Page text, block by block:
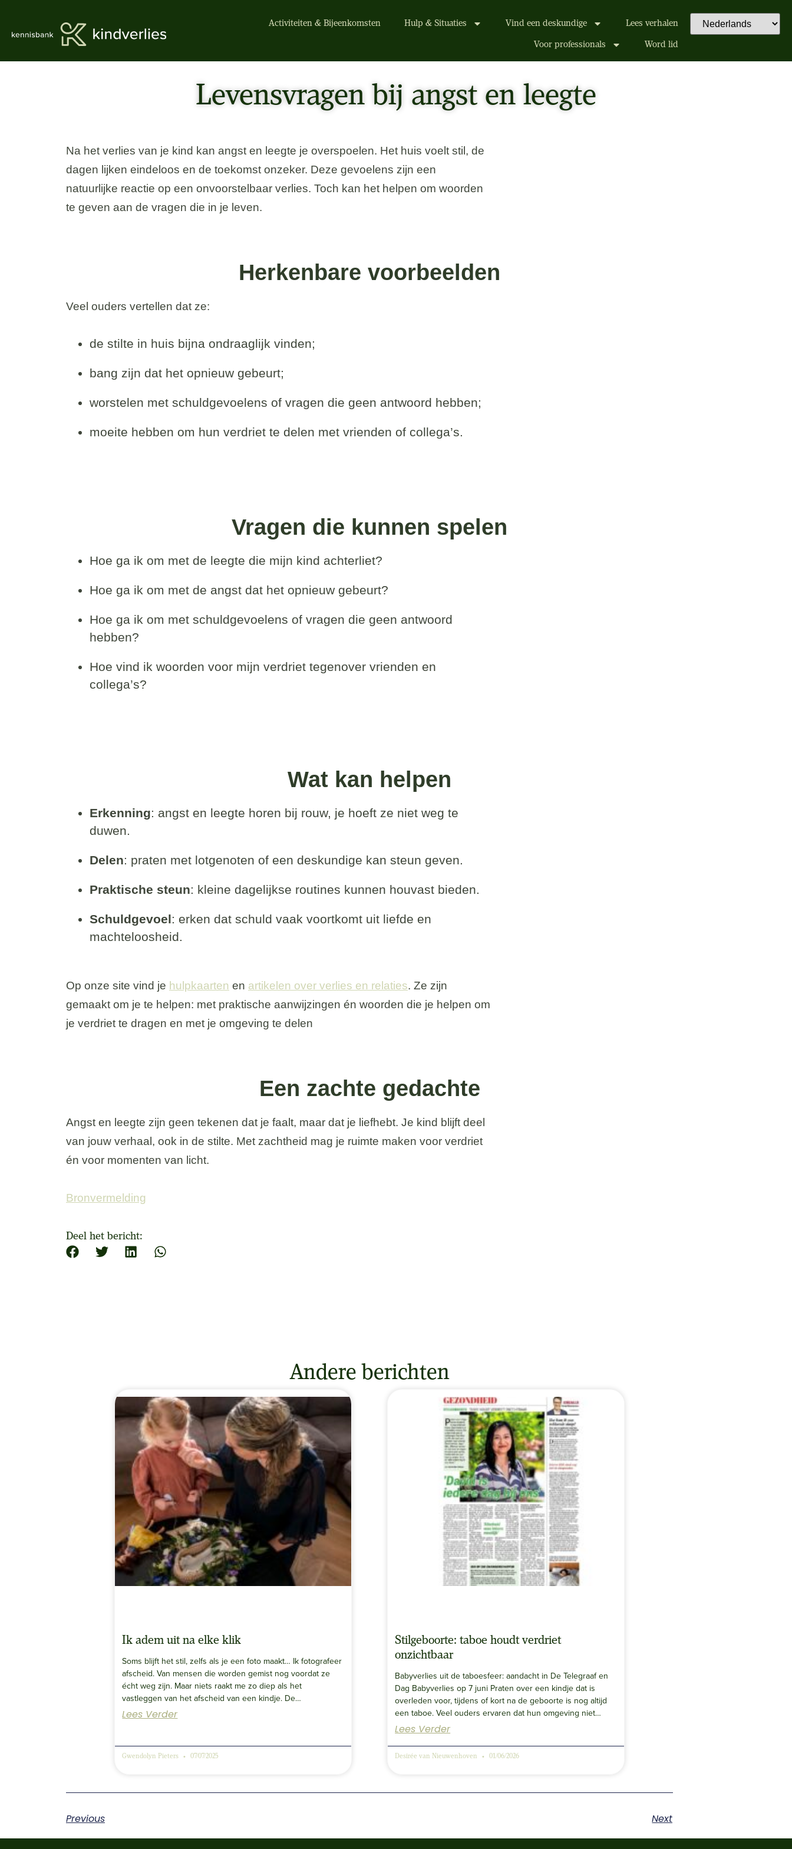
Activiteiten & Bijeenkomsten Hulp & Situaties Vind een deskundige Lees verhalen
Voor professionals Word lid
Levensvragen bij angst en leegte
Na het verlies van je kind kan angst en leegte je overspoelen. Het huis voelt stil, de
dagen lijken eindeloos en de toekomst onzeker. Deze gevoelens zijn een
natuurlijke reactie op een onvoorstelbaar verlies. Toch kan het helpen om woorden
te geven aan de vragen die in je leven.
Herkenbare voorbeelden
Veel ouders vertellen dat ze:
de stilte in huis bijna ondraaglijk vinden;
bang zijn dat het opnieuw gebeurt;
worstelen met schuldgevoelens of vragen die geen antwoord hebben;
moeite hebben om hun verdriet te delen met vrienden of collega’s.
Vragen die kunnen spelen
Hoe ga ik om met de leegte die mijn kind achterliet?
Hoe ga ik om met de angst dat het opnieuw gebeurt?
Hoe ga ik om met schuldgevoelens of vragen die geen antwoord
hebben?
Hoe vind ik woorden voor mijn verdriet tegenover vrienden en
collega’s?
Wat kan helpen
Erkenning: angst en leegte horen bij rouw, je hoeft ze niet weg te
duwen.
Delen: praten met lotgenoten of een deskundige kan steun geven.
Praktische steun: kleine dagelijkse routines kunnen houvast bieden.
Schuldgevoel: erken dat schuld vaak voortkomt uit liefde en
machteloosheid.
Op onze site vind je hulpkaarten en artikelen over verlies en relaties. Ze zijn
gemaakt om je te helpen: met praktische aanwijzingen én woorden die je helpen om
je verdriet te dragen en met je omgeving te delen
Een zachte gedachte
Angst en leegte zijn geen tekenen dat je faalt, maar dat je liefhebt. Je kind blijft deel
van jouw verhaal, ook in de stilte. Met zachtheid mag je ruimte maken voor verdriet
én voor momenten van licht.
Bronvermelding
Deel het bericht:
Andere berichten
Ik adem uit na elke klik
Soms blijft het stil, zelfs als je een foto maakt… Ik fotografeer
afscheid. Van mensen die worden gemist nog voordat ze
écht weg zijn. Maar niets raakt me zo diep als het
vastleggen van het afscheid van een kindje. De…
Lees Verder
Gwendolyn Pieters 07/07/2025
Stilgeboorte: taboe houdt verdriet
onzichtbaar
Babyverlies uit de taboesfeer: aandacht in De Telegraaf en
Dag Babyverlies op 7 juni Praten over een kindje dat is
overleden voor, tijdens of kort na de geboorte is nog altijd
een taboe. Veel ouders ervaren dat hun omgeving niet…
Lees Verder
Desirée van Nieuwenhoven 01/06/2026
Previous Next